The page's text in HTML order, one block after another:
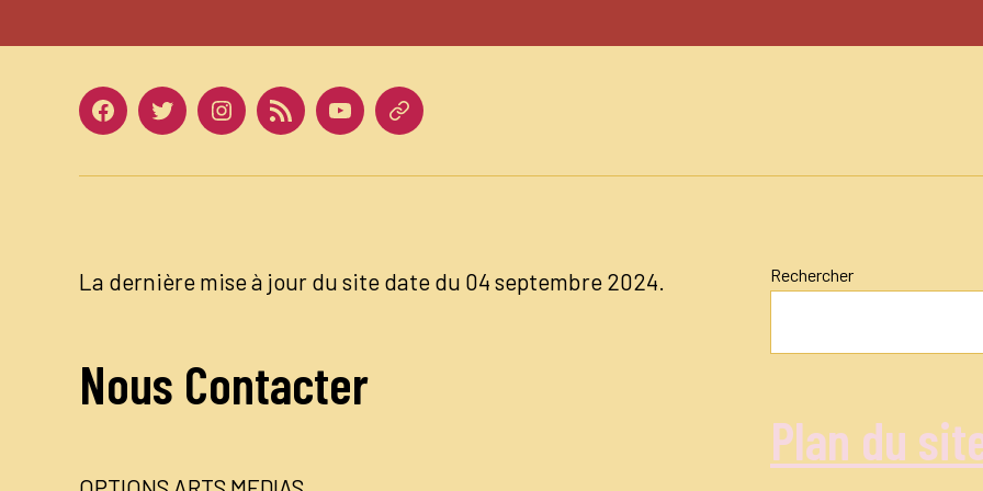
FacebookTwitterInstagramLinkedInYoutubeDailymotion
La dernière mise à jour du site date du 04 septembre 2024.
Nous Contacter
Rechercher
Plan du